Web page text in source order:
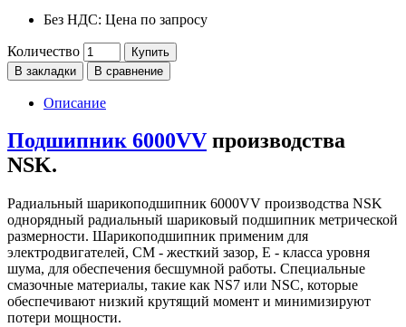
Без НДС: Цена по запросу
Количество
Купить
В закладки
В сравнение
Описание
Подшипник 6000VV производства
NSK.
Радиальный шарикоподшипник 6000VV производства NSK
однорядный радиальный шариковый подшипник метрической
размерности. Шарикоподшипник применим для
электродвигателей, СМ - жесткий зазор, Е - класса уровня
шума, для обеспечения бесшумной работы. Специальные
смазочные материалы, такие как NS7 или NSC, которые
обеспечивают низкий крутящий момент и минимизируют
потери мощности.